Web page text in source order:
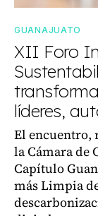
GUANAJUATO
XII Foro
líderes,
El encuentro,
la Cámara de
Capítulo
más Limpia